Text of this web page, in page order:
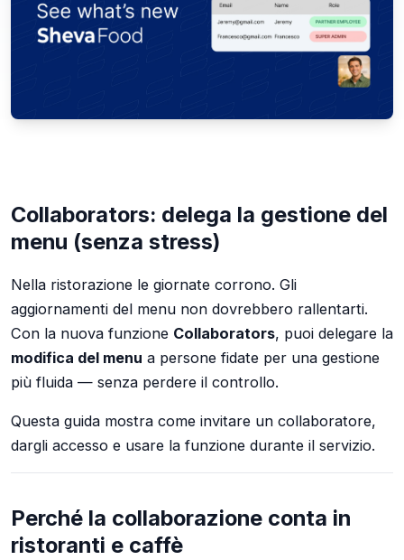
Collaborators: delega la gestione del
menu (senza stress)
Nella ristorazione le giornate corrono. Gli
aggiornamenti del menu non dovrebbero rallentarti.
Con la nuova funzione Collaborators, puoi delegare la
modifica del menu a persone fidate per una gestione
più fluida — senza perdere il controllo.
Questa guida mostra come invitare un collaboratore,
dargli accesso e usare la funzione durante il servizio.
Perché la collaborazione conta in
ristoranti e caffè